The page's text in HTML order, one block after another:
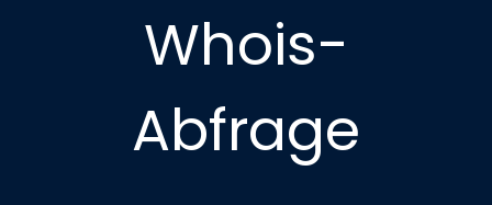
Whois-
Abfrage